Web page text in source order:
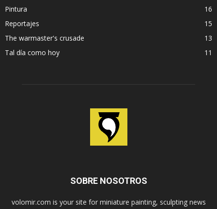
Pintura
16
Reportajes
15
The warmaster's crusade
13
Tal día como hoy
11
SOBRE NOSOTROS
volomir.com is your site for miniature painting, sculpting news